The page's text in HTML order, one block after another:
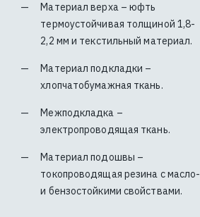
Материал верха – юфть
термоустойчивая толщиной 1,8-
2,2 мм и текстильный материал.
Материал подкладки –
хлопчатобумажная ткань.
Межподкладка –
электропроводящая ткань.
Материал подошвы –
токопроводящая резина с масло-
и бензостойкими свойствами.